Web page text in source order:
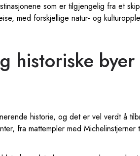
som er tilgjengelig fra et
med forskjellige natur- og
historiske byer
historie, og det er vel verdt å
fra mattempler med